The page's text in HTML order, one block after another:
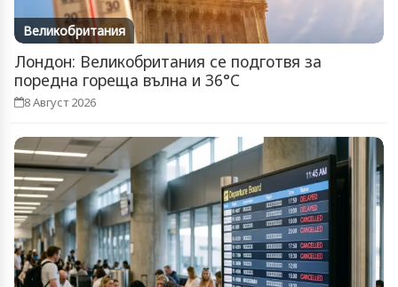
Великобритания
Лондон: Великобритания се подготвя за
поредна гореща вълна и 36°C
8 Август 2026